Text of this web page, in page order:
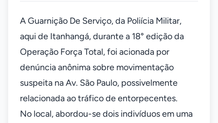
A Guarnição De Serviço, da Poliícia Militar,
aqui de Itanhangá, durante a 18° edição da
Operação Força Total, foi acionada por
denúncia anônima sobre movimentação
suspeita na Av. São Paulo, possivelmente
relacionada ao tráfico de entorpecentes.
No local, abordou-se dois indivíduos em uma